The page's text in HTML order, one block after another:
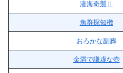
潜海奇襲Ⅱ
魚群探知機
おろかな副葬
金満で謙虚な壺